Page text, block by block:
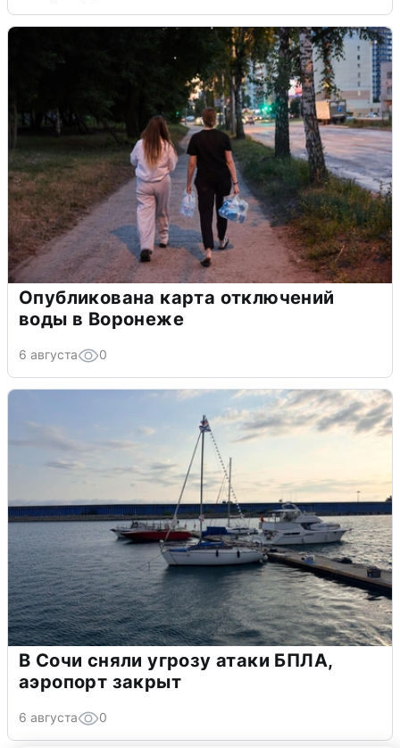
Опубликована карта отключений
воды в Воронеже
6 августа 0
В Сочи сняли угрозу атаки БПЛА,
аэропорт закрыт
6 августа 0